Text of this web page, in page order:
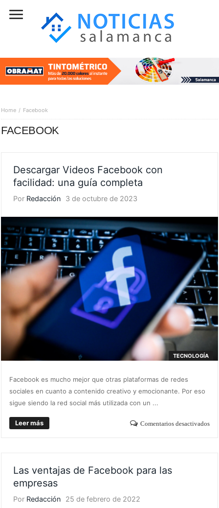
Home Facebook
FACEBOOK
Descargar Videos Facebook con
facilidad: una guía completa
Por Redacción 3 de octubre de 2023
TECNOLOGÍA
Facebook es mucho mejor que otras plataformas de redes
sociales en cuanto a contenido creativo y emocionante. Por eso
sigue siendo la red social más utilizada con un ...
Leer más Comentarios desactivados
Las ventajas de Facebook para las
empresas
Por Redacción 25 de febrero de 2022